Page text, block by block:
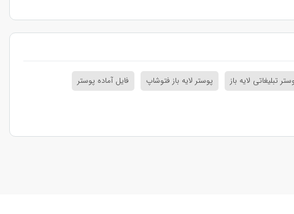
تبلیغاتی لایه باز پوستر لایه باز فتوشاپ
فایل آماده پوستر